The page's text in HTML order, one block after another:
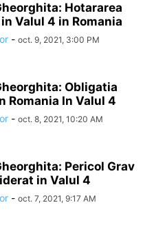
Hotararea
Valul 4 in Romania
- oct. 9, 2021, 3:00 PM
Obligatia
Romania In Valul 4
- oct. 8, 2021, 10:20 AM
Pericol Grav
in Valul 4
- oct. 7, 2021, 9:17 AM